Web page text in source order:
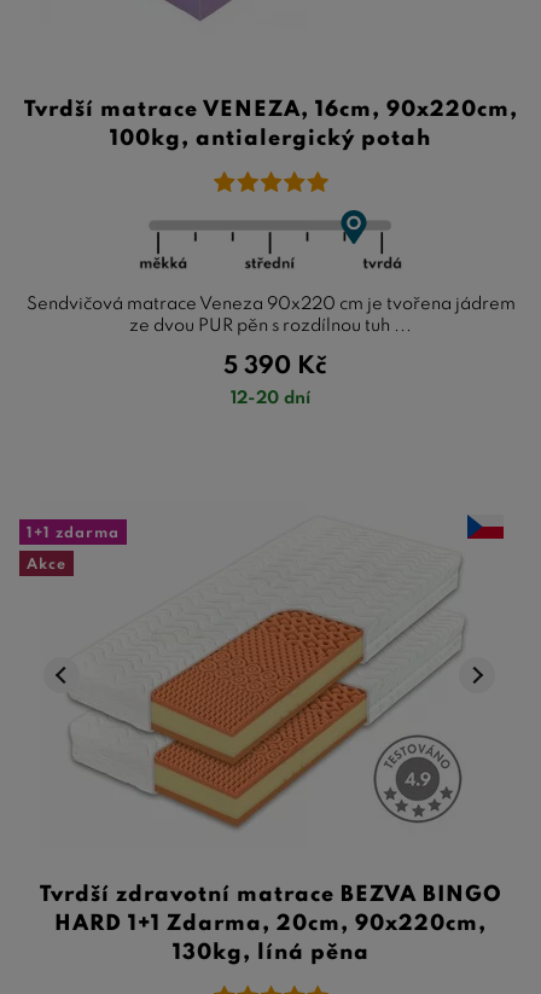
Tvrdší matrace VENEZA, 16cm, 90x220cm,
100kg, antialergický potah
Sendvičová matrace Veneza 90x220 cm je tvořena jádrem
ze dvou PUR pěn s rozdílnou tuh ...
5 390 Kč
12-20 dní
1+1 zdarma
Akce
Tvrdší zdravotní matrace BEZVA BINGO
HARD 1+1 Zdarma, 20cm, 90x220cm,
130kg, líná pěna